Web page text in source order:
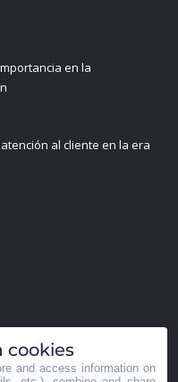
en la
al cliente en la era
cookies
and access information on